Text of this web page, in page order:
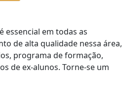
essencial em todas as
de alta qualidade nessa área,
programa de formação,
de ex-alunos. Torne-se um